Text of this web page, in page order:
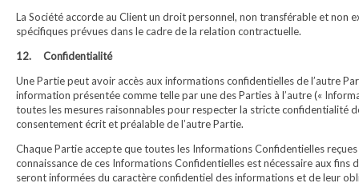
La Société accorde au Client un droit personnel, non transférable et non
spécifiques prévues dans le cadre de la relation contractuelle.
12. Confidentialité
Une Partie peut avoir accès aux informations confidentielles de l’autre
information présentée comme telle par une des Parties à l’autre («
toutes les mesures raisonnables pour respecter la stricte confidentialité
consentement écrit et préalable de l’autre Partie.
Chaque Partie accepte que toutes les Informations Confidentielles
connaissance de ces Informations Confidentielles est nécessaire aux
seront informées du caractère confidentiel des informations et de leur